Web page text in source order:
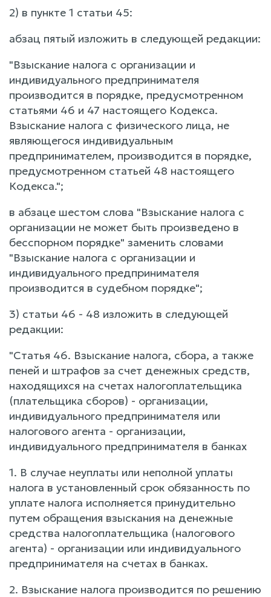
2) в пункте 1 статьи 45:
абзац пятый изложить в следующей редакции:
"Взыскание налога с организации и
индивидуального предпринимателя
производится в порядке, предусмотренном
статьями 46 и 47 настоящего Кодекса.
Взыскание налога с физического лица, не
являющегося индивидуальным
предпринимателем, производится в порядке,
предусмотренном статьей 48 настоящего
Кодекса.";
в абзаце шестом слова "Взыскание налога с
организации не может быть произведено в
бесспорном порядке" заменить словами
"Взыскание налога с организации и
индивидуального предпринимателя
производится в судебном порядке";
3) статьи 46 - 48 изложить в следующей
редакции:
"Статья 46. Взыскание налога, сбора, а также
пеней и штрафов за счет денежных средств,
находящихся на счетах налогоплательщика
(плательщика сборов) - организации,
индивидуального предпринимателя или
налогового агента - организации,
индивидуального предпринимателя в банках
1. В случае неуплаты или неполной уплаты
налога в установленный срок обязанность по
уплате налога исполняется принудительно
путем обращения взыскания на денежные
средства налогоплательщика (налогового
агента) - организации или индивидуального
предпринимателя на счетах в банках.
2. Взыскание налога производится по решению